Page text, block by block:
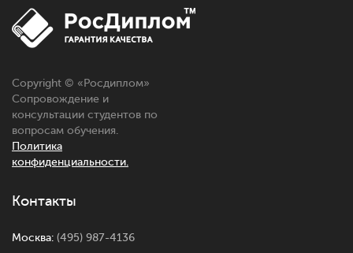
Copyright © «Росдиплом»
Сопровождение и
консультации студентов по
вопросам обучения.
Политика
конфиденциальности.
Контакты
Москва: (495) 987-4136